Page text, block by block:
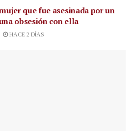
que fue asesinada por un
obsesión con ella
HACE 2 DÍAS